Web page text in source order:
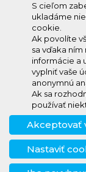
info@knh.sk
+421 903
294 997
S cieľom
ukladáme
cookie.
Ak povolíte
sa vďaka
informácie a
vyplniť vaše
anonymnú
Ak sa
používať
Akceptovať
Nastaviť